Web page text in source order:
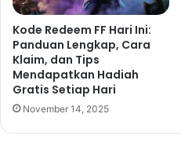
Kode Redeem FF Hari Ini:
Panduan Lengkap, Cara
Klaim, dan Tips
Mendapatkan Hadiah
Gratis Setiap Hari
November 14, 2025